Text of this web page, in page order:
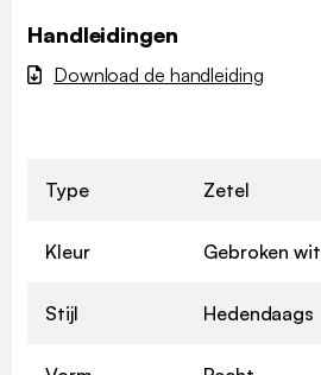
Handleidingen
Download de handleiding
Type Zetel
Kleur Gebroken wit
Stijl Hedendaags